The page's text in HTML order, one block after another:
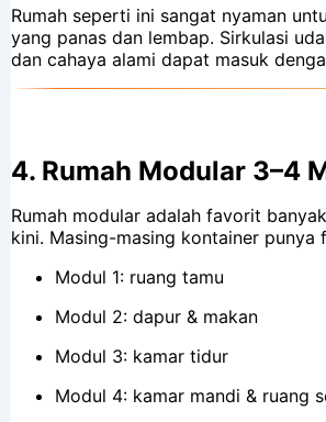
Rumah seperti ini sangat nyaman
yang panas dan lembap. Sirkulasi
dan cahaya alami dapat masuk
4. Rumah Modular 3–4
Rumah modular adalah favorit
kini. Masing-masing kontainer punya
Modul 1: ruang tamu
Modul 2: dapur & makan
Modul 3: kamar tidur
Modul 4: kamar mandi & ruang